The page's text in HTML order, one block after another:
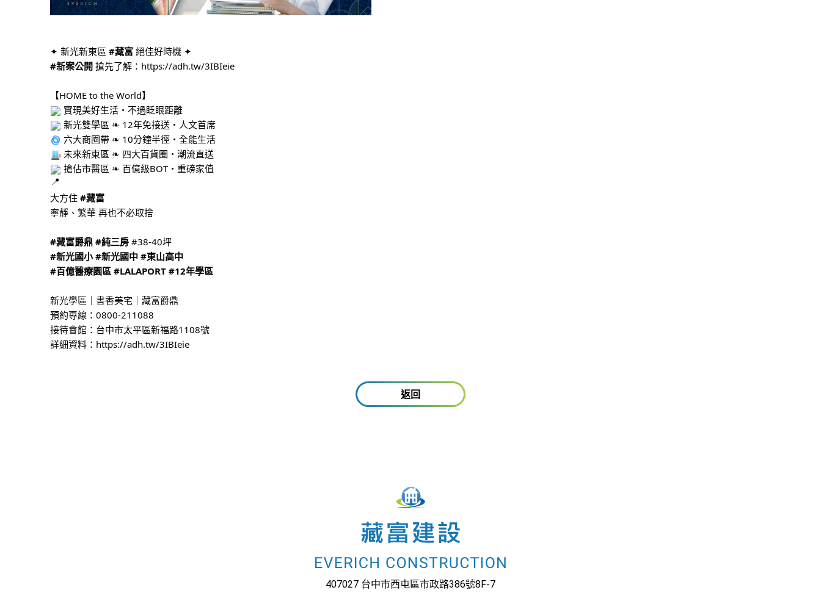
✦ 新光新東區 #藏富 絕佳好時機 ✦
#新案公開 搶先了解： https://adh.tw/3IBIeie
【HOME to the World】
實現美好生活・不過眨眼距離
新光雙學區 ❧ 12年免接送・人文首席
六大商圈帶 ❧ 10分鐘半徑・全能生活
未來新東區 ❧ 四大百貨圈・潮流直送
搶佔市醫區 ❧ 百億級BOT・重磅家值
大方住 #藏富
寧靜、繁華 再也不必取捨
#藏富爵鼎 #純三房 #38-40坪
#新光國小 #新光國中 #東山高中
#百億醫療園區 #LALAPORT #12年學區
新光學區｜書香美宅｜藏富爵鼎
預約專線：0800-211088
接待會館：台中市太平區新福路1108號
詳細資料： https://adh.tw/3IBIeie
返回
407027 台中市西屯區市政路386號8F-7